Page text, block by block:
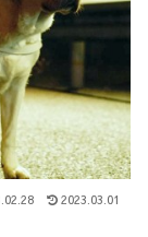
2023.03.01